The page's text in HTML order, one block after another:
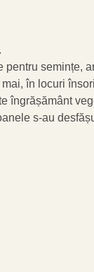
pentru semințe,
în locuri
îngrășământ
s-au